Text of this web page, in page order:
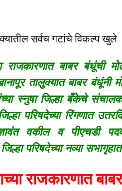
सर्वच गटांचे विकल्प खुले
बाबर बंधूंची
तालुक्यात बाबर
स्नुषा जिल्हा बँकेचे
परिषदेच्या रिंगणात
वकील व पीएचडी
जिल्हा परिषदेच्या नव्या
राजकारणात